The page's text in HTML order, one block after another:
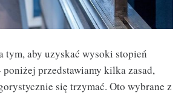
tym, aby uzyskać wysoki stopień
przedstawiamy kilka zasad,
się trzymać. Oto wybrane z